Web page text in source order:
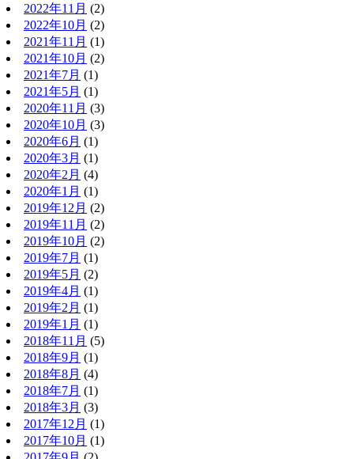
2022年11月 (2)
2022年10月 (2)
2021年11月 (1)
2021年10月 (2)
2021年7月 (1)
2021年5月 (1)
2020年11月 (3)
2020年10月 (3)
2020年6月 (1)
2020年3月 (1)
2020年2月 (4)
2020年1月 (1)
2019年12月 (2)
2019年11月 (2)
2019年10月 (2)
2019年7月 (1)
2019年5月 (2)
2019年4月 (1)
2019年2月 (1)
2019年1月 (1)
2018年11月 (5)
2018年9月 (1)
2018年8月 (4)
2018年7月 (1)
2018年3月 (3)
2017年12月 (1)
2017年10月 (1)